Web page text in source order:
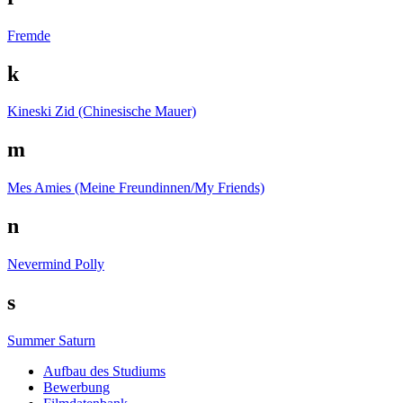
Fremde
k
Kineski Zid (Chinesische Mauer)
m
Mes Amies (Meine Freundinnen/My Friends)
n
Nevermind Polly
s
Summer Saturn
Auf­bau des Stu­di­ums
Bewer­bung